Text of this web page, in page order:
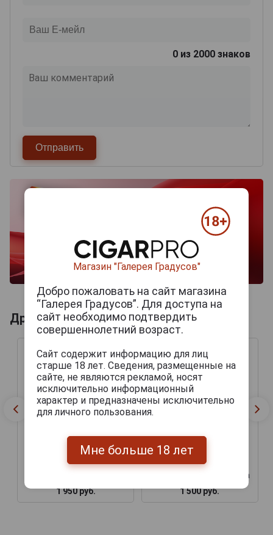
0 из 2000 знаков
Другие продукты бренда LA GALERA
Сигары La Galera Habano
1 950 руб.
Сигары La Galera
Connecticut Cepo Corona
1 500 руб.
Магазин "Галерея Градусов"
Добро пожаловать на сайт магазина
“Галерея Градусов”. Для доступа на
сайт необходимо подтвердить
совершеннолетний возраст.
Сайт содержит информацию для лиц
старше 18 лет. Сведения, размещенные на
сайте, не являются рекламой, носят
исключительно информационный
характер и предназначены исключительно
для личного пользования.
Мне больше 18 лет